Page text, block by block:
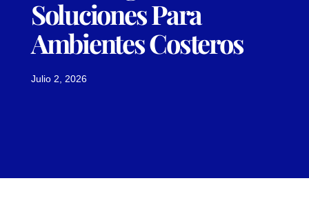
Soluciones Para
Ambientes Costeros
Julio 2, 2026